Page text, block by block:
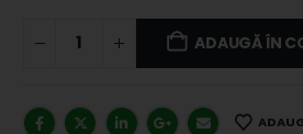
ADAUGĂ ÎN